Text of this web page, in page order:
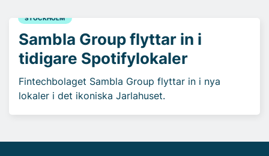
STOCKHOLM
Sambla Group flyttar in i
tidigare Spotifylokaler
Fintechbolaget Sambla Group flyttar in i nya
lokaler i det ikoniska Jarlahuset.